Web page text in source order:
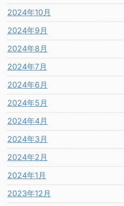
2024年10月
2024年9月
2024年8月
2024年7月
2024年6月
2024年5月
2024年4月
2024年3月
2024年2月
2024年1月
2023年12月